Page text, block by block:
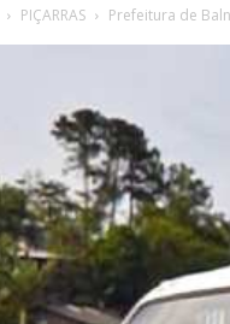
PIÇARRAS Prefeitura de